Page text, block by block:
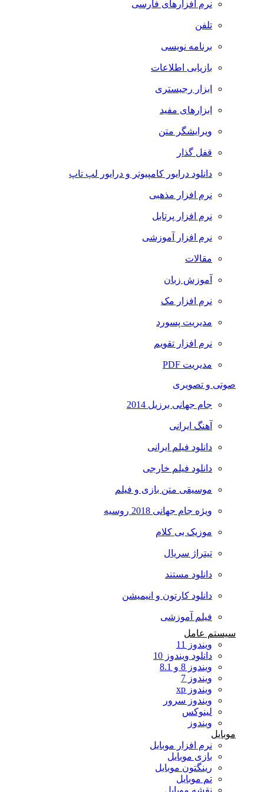
نرم افزارهای فارسی
تلفن
برنامه نویسی
بازیابی اطلاعات
ابزار رجیستری
ابزارهای مفید
ویرایشگر متن
قفل گذار
دانلود درایور کامپیوتر و درایور لپ تاپ
نرم افزار مذهبی
نرم افزار پرتابل
نرم افزار آموزشی
مقالات
آموزش زبان
نرم افزار مک
مدیریت پسورد
نرم افزار تقویم
مدیریت PDF
صوتی و تصویری
جام جهانی برزیل 2014
آهنگ ایرانی
دانلود فیلم ایرانی
دانلود فیلم خارجی
موسیقی متن بازی و فیلم
ویژه جام جهانی 2018 روسیه
موزیک بی کلام
تیتراژ سریال
دانلود مستند
دانلود کارتون و انیمیشن
فیلم آموزشی
سیستم عامل
ویندوز 11
دانلود ویندوز 10
ویندوز 8 و 8.1
ویندوز 7
ویندوز xp
ویندوز سرور
لینوکس
ویندوز
موبایل
نرم افزار موبایل
بازی موبایل
رینگتون موبایل
تم موبایل
نقشه موبایل